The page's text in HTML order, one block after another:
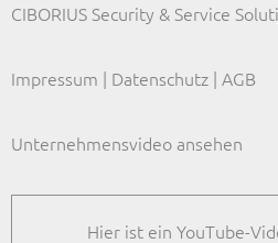
CIBORIUS Security & Service
Impressum | Datenschutz | AGB
Unternehmensvideo ansehen
Hier ist ein YouTube-